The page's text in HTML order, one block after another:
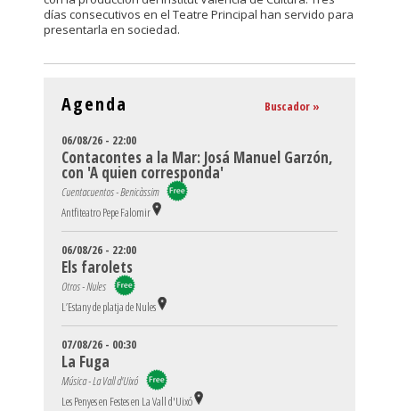
días consecutivos en el Teatre Principal han servido para
presentarla en sociedad.
Agenda Buscador »
06/08/26 - 22:00
Contacontes a la Mar: Josá Manuel Garzón,
con 'A quien corresponda'
Cuentacuentos - Benicàssim
Antfiteatro Pepe Falomir
06/08/26 - 22:00
Els farolets
Otros - Nules
L’Estany de platja de Nules
07/08/26 - 00:30
La Fuga
Música - La Vall d'Uixó
Les Penyes en Festes en La Vall d'Uixó